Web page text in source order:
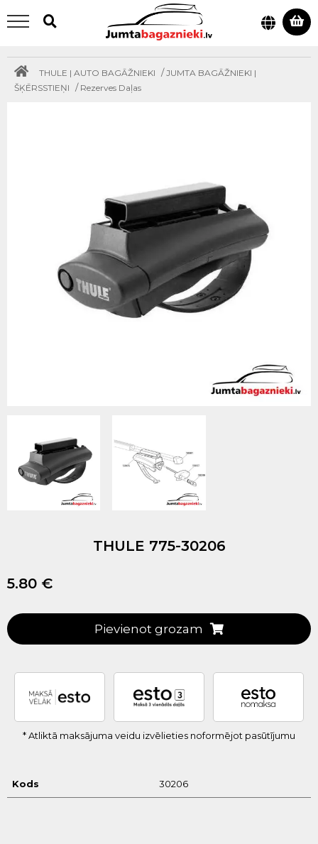
THULE | AUTO BAGĀŽNIEKI /JUMTA BAGĀŽNIEKI |
ŠĶĒRSSTIEŅI / Rezerves Daļas
THULE 775-30206
5.80 €
Pievienot grozam
* Atliktā maksājuma veidu izvēlieties noformējot pasūtījumu
Kods 30206